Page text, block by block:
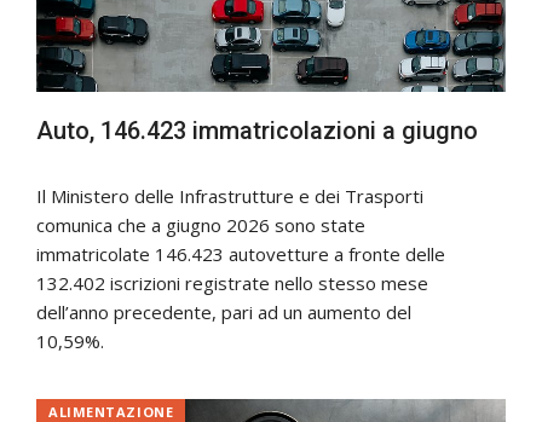
Auto, 146.423 immatricolazioni a giugno
Il Ministero delle Infrastrutture e dei Trasporti
comunica che a giugno 2026 sono state
immatricolate 146.423 autovetture a fronte delle
132.402 iscrizioni registrate nello stesso mese
dell’anno precedente, pari ad un aumento del
10,59%.
ALIMENTAZIONE